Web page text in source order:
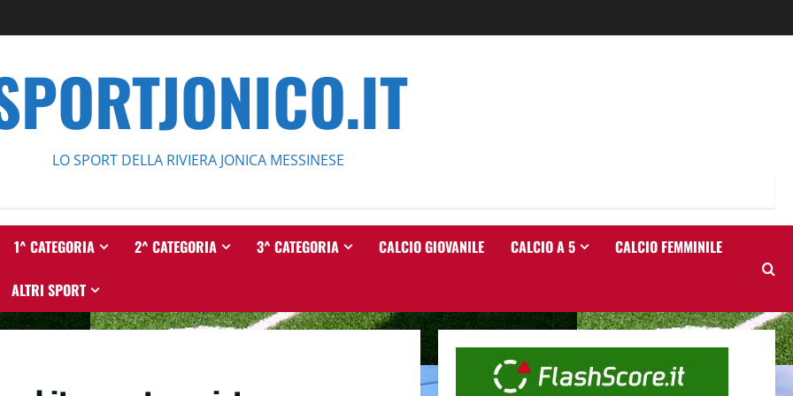
LO SPORT DELLA RIVIERA JONICA MESSINESE
1^ CATEGORIA 2^ CATEGORIA 3^ CATEGORIA CALCIO GIOVANILE CALCIO A 5 CALCIO FEMMINILE
ALTRI SPORT